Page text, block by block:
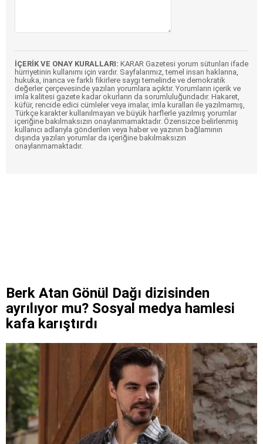
İÇERİK VE ONAY KURALLARI: KARAR Gazetesi yorum sütunları ifade
hürriyetinin kullanımı için vardır. Sayfalarımız, temel insan haklarına,
hukuka, inanca ve farklı fikirlere saygı temelinde ve demokratik
değerler çerçevesinde yazılan yorumlara açıktır. Yorumların içerik ve
imla kalitesi gazete kadar okurların da sorumluluğundadır. Hakaret,
küfür, rencide edici cümleler veya imalar, imla kuralları ile yazılmamış,
Türkçe karakter kullanılmayan ve büyük harflerle yazılmış yorumlar
içeriğine bakılmaksızın onaylanmamaktadır. Özensizce belirlenmiş
kullanıcı adlarıyla gönderilen veya haber ve yazının bağlamının
dışında yazılan yorumlar da içeriğine bakılmaksızın
onaylanmamaktadır.
Berk Atan Gönül Dağı dizisinden
ayrılıyor mu? Sosyal medya hamlesi
kafa karıştırdı